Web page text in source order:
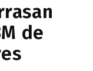
de